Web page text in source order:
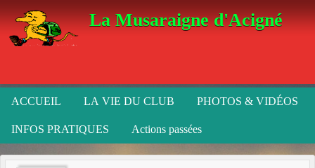
La Musaraigne d'Acigné
ACCUEIL LA VIE DU CLUB PHOTOS & VIDÉOS
INFOS PRATIQUES Actions passées
Panneau de gestion des cookies